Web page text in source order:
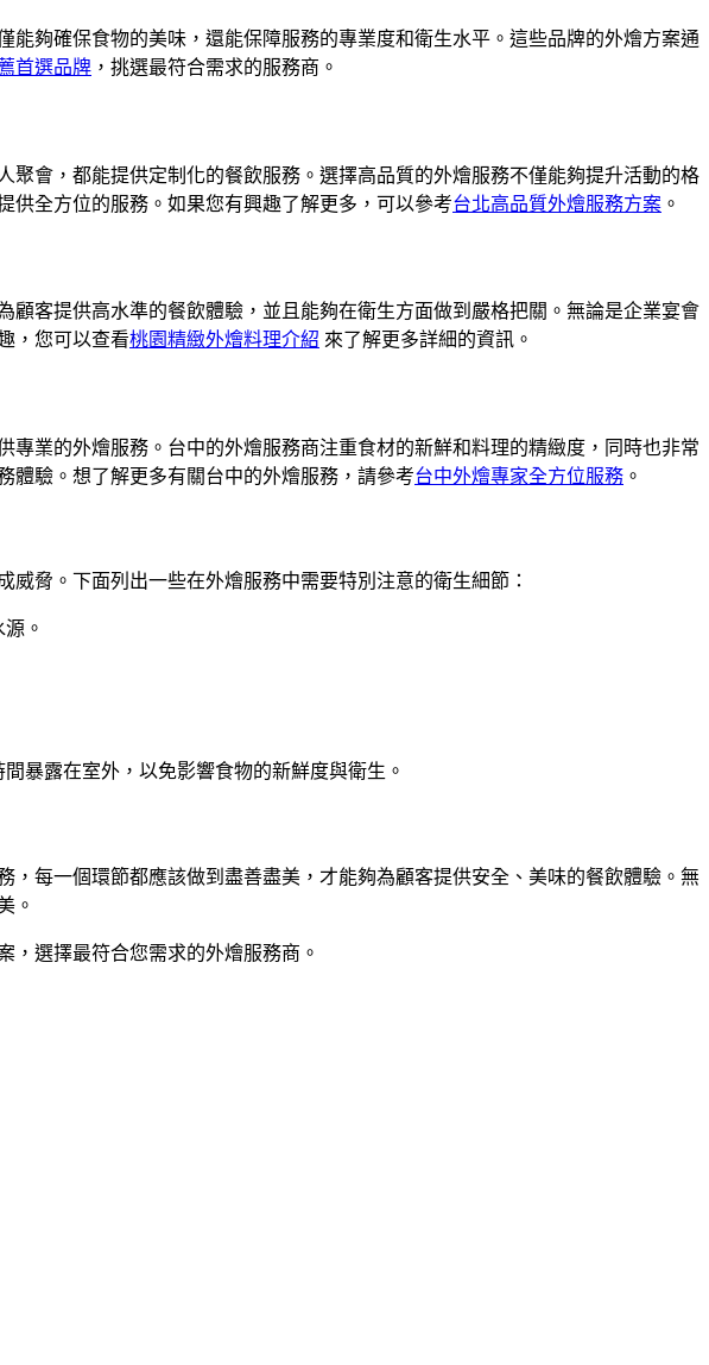
夠確保食物的美味，還能保障服務的專業度和衛生水平。這些品牌的外燴方案通
首選品牌 ，挑選最符合需求的服務商。
會，都能提供定制化的餐飲服務。選擇高品質的外燴服務不僅能夠提升活動的格
供全方位的服務。如果您有興趣了解更多，可以參考台北高品質外燴服務方案 。
客提供高水準的餐飲體驗，並且能夠在衛生方面做到嚴格把關。無論是企業宴會
，您可以查看桃園精緻外燴料理介紹 來了解更多詳細的資訊。
業的外燴服務。台中的外燴服務商注重食材的新鮮和料理的精緻度，同時也非常
體驗。想了解更多有關台中的外燴服務，請參考台中外燴專家全方位服務 。
脅。下面列出一些在外燴服務中需要特別注意的衛生細節：
。
暴露在室外，以免影響食物的新鮮度與衛生。
每一個環節都應該做到盡善盡美，才能夠為顧客提供安全、美味的餐飲體驗。無
。
，選擇最符合您需求的外燴服務商。